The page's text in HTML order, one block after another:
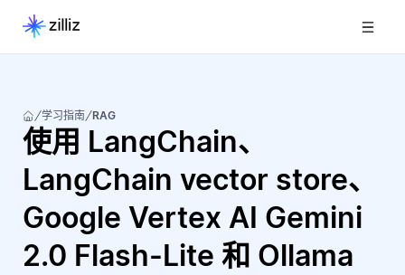
学习指南 RAG
使用 LangChain、
LangChain vector store、
Google Vertex AI Gemini
2.0 Flash-Lite 和 Ollama